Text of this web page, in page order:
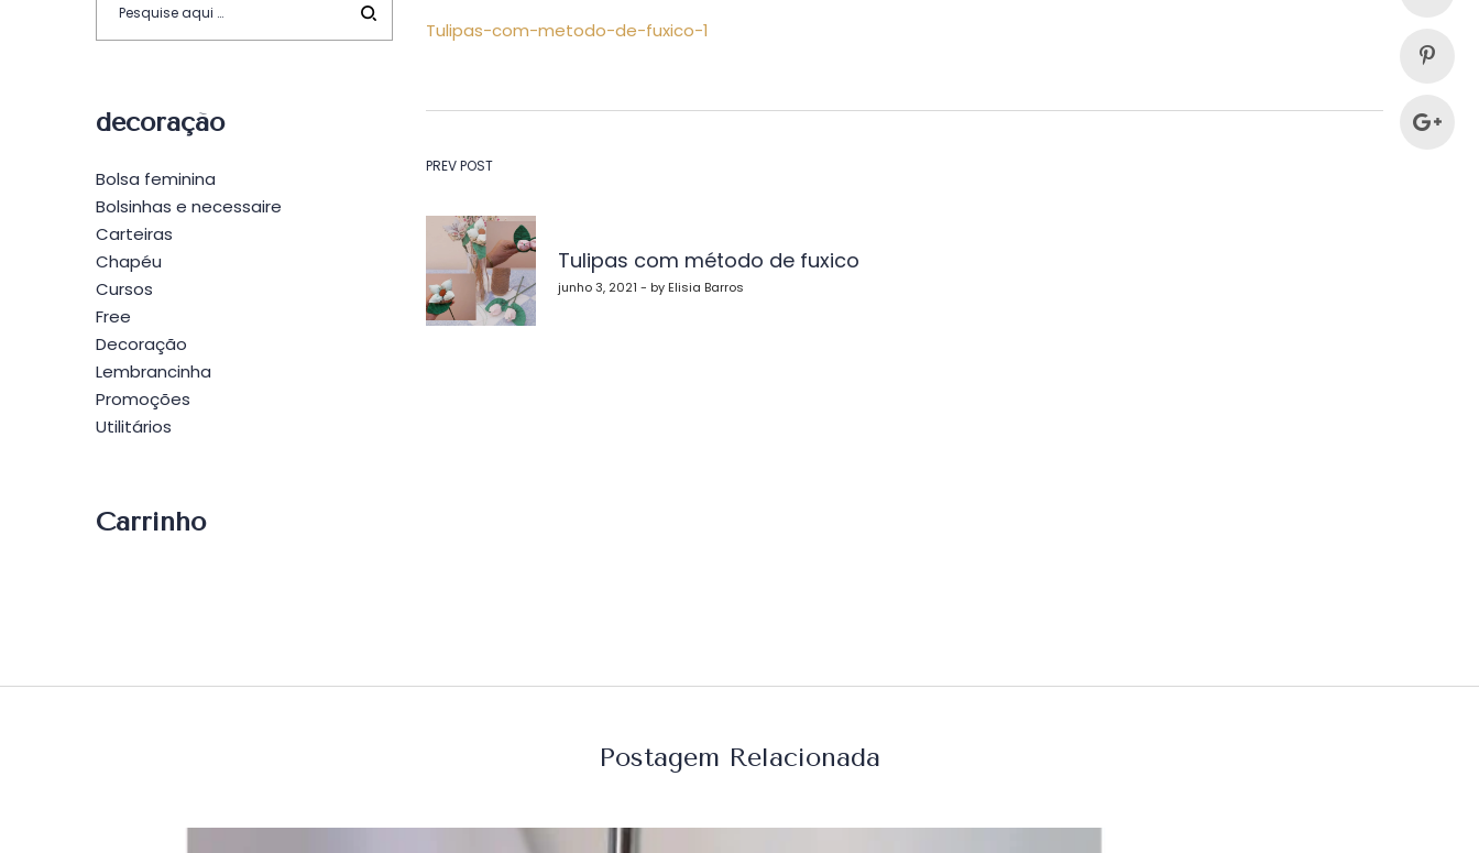
Tulipas-com-metodo-de-fuxico-1
Navegação
de
Post
PREV POST
Tulipas com método de fuxico
junho 3, 2021 - by Elisia Barros
decoração
Bolsa feminina
Bolsinhas e necessaire
Carteiras
Chapéu
Cursos
Free
Decoração
Lembrancinha
Promoções
Utilitários
Carrinho
Postagem Relacionada